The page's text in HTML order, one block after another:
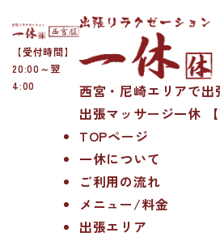
【受付時間】
20:00～翌
4:00
西宮・尼崎エリアで出
出張マッサージ一休 【
TOPページ
一休について
ご利用の流れ
メニュー/料金
出張エリア